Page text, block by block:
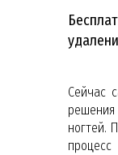
Сейчас
ногтей.